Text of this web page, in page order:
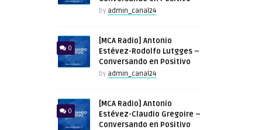
by admin_canal24
0
[MCA Radio] Antonio
Estévez-Rodolfo Lutgges –
Conversando en Positivo
by admin_canal24
0
[MCA Radio] Antonio
Estévez-Claudio Gregoire –
Conversando en Positivo